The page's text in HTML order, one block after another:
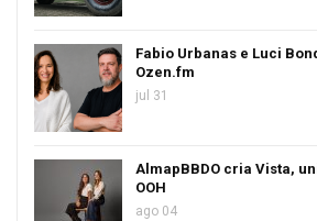
Fabio Urbanas e Luci
Ozen.fm
jul 31
AlmapBBDO cria Vista,
OOH
ago 04